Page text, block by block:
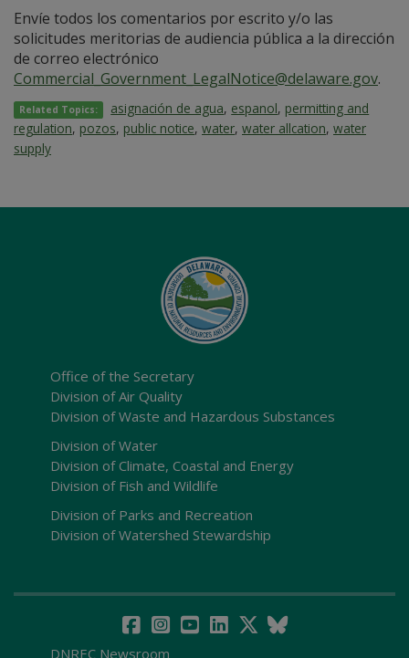
Envíe todos los comentarios por escrito y/o las
solicitudes meritorias de audiencia pública a la dirección
de correo electrónico
Commercial_Government_LegalNotice@delaware.gov.
Related Topics: asignación de agua, espanol, permitting and
regulation, pozos, public notice, water, water allcation, water
supply
Office of the Secretary
Division of Air Quality
Division of Waste and Hazardous Substances
Division of Water
Division of Climate, Coastal and Energy
Division of Fish and Wildlife
Division of Parks and Recreation
Division of Watershed Stewardship
DNREC Newsroom